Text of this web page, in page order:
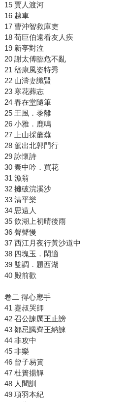
15 賈人渡河
16 越車
17 曹沖智救庫吏
18 荀巨伯遠看友人疾
19 新亭對泣
20 謝太傅臨危不亂
21 嵇康風姿特秀
22 山濤妻識賢
23 寒花葬志
24 春在堂隨筆
25 王風．黍離
26 小雅．鹿鳴
27 上山採蘼蕪
28 駕出北郭門行
29 詠懷詩
30 秦中吟．買花
31 漁翁
32 攤破浣溪沙
33 清平樂
34 思遠人
35 飲湖上初晴後雨
36 聲聲慢
37 西江月夜行黃沙道中
38 四塊玉．閑適
39 雙調．題西湖
40 殿前歡
卷二 得心應手
41 蹇叔哭師
42 召公諫厲王止謗
43 鄒忌諷齊王納諫
44 非攻中
45 非樂
46 曾子易簀
47 杜簣揚觶
48 人間訓
49 項羽本紀